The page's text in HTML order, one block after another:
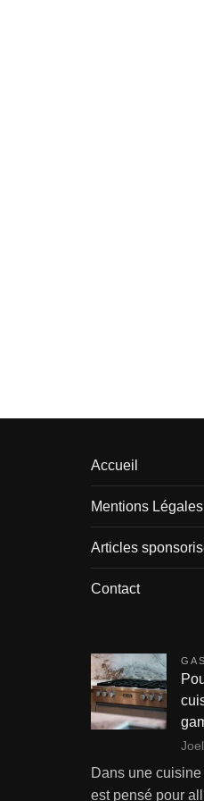
Accueil
Mentions Légales
Articles
Contact
Joel
Dans une
est pensé pour